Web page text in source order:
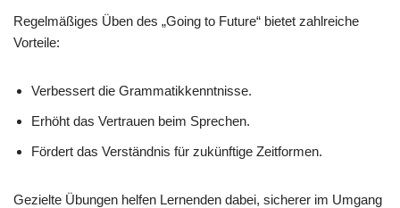
Regelmäßiges Üben des „Going to Future“ bietet zahlreiche
Vorteile:
Verbessert die Grammatikkenntnisse.
Erhöht das Vertrauen beim Sprechen.
Fördert das Verständnis für zukünftige Zeitformen.
Gezielte Übungen helfen Lernenden dabei, sicherer im Umgang